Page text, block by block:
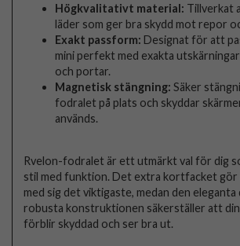
Högkvalitativt material: Tillverkat
läder som ger bra skydd mot repor
Exakt passform: Designat för att
mini perfekt med exakta
och portar.
Magnetisk stängning: Säker
fodralet på plats och skyddar
används.
Rvelon-fodralet är ett utmärkt val för dig
stil med funktion. Det extra kortfacket gör
med sig det viktigaste, medan den eleganta
robusta konstruktionen säkerställer att
förblir skyddad och ser bra ut.